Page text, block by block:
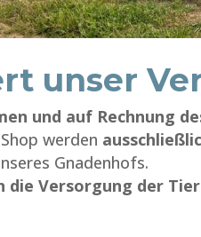
unser
und auf Rechnung
werden
Gnadenhofs.
die Versorgung der